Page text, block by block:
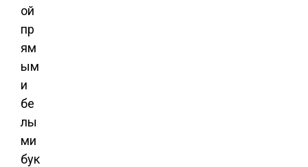
ой
пр
ям
ым
и
бе
лы
ми
бук